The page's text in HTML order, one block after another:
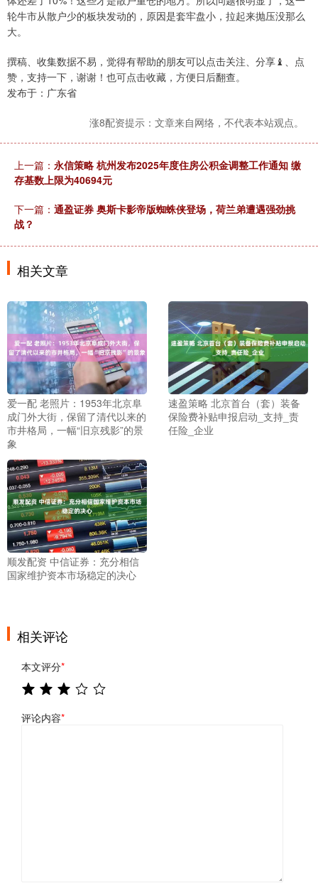
轮牛市从散户少的板块发动的，原因是套牢盘小，拉起来抛压没那么
大。
撰稿、收集数据不易，觉得有帮助的朋友可以点击关注、分享♝、点
赞，支持一下，谢谢！也可点击收藏，方便日后翻查。
发布于：广东省
涨8配资提示：文章来自网络，不代表本站观点。
上一篇： 永信策略 杭州发布2025年度住房公积金调整工作通知 缴
存基数上限为40694元
下一篇： 通盈证券 奥斯卡影帝版蜘蛛侠登场，荷兰弟遭遇强劲挑
战？
相关文章
爱一配 老照片：1953年北京阜
成门外大街，保留了清代以来的
市井格局，一幅“旧京残影”的景
象
速盈策略 北京首台（套）装备
保险费补贴申报启动_支持_责
任险_企业
顺发配资 中信证券：充分相信
国家维护资本市场稳定的决心
相关评论
本文评分*
评论内容*